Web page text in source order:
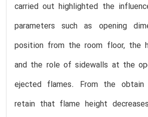
carried out highlighted the
parameters such as opening
position from the room floor, the
and the role of sidewalls at the
ejected flames. From the
retain that flame height